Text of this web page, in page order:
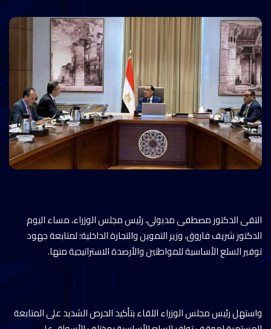
التقى الدكتور مصطفى مدبولي، رئيس مجلس الوزراء، مساء اليوم
الدكتور شريف فاروق، وزير التموين والتجارة الداخلية؛ لمتابعة جهود
توفير السلع الأساسية للمواطنين والأرصدة الاستراتيجية منها.
واستهل رئيس مجلس الوزراء اللقاء بتأكيد الحرص الشديد على المتابعة